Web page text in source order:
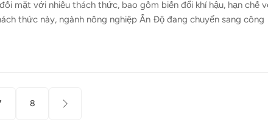
mặt với nhiều thách thức, bao gồm biến đổi khí hậu, hạn chế
thức này, ngành nông nghiệp Ấn Độ đang chuyển sang công
thiện quản lý cây trồng và các hoạt động canh tác bền vững.
đặt ra những thách thức riêng biệt và máy bay không người lái
8